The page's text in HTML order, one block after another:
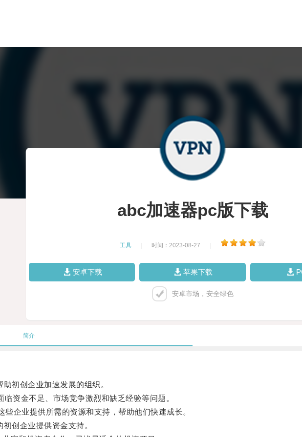
abc加速器pc版下载
工具 时间：2023-08-27
安卓下载 苹果下载
安卓市场，安全绿色
简介
初创企业加速发展的组织。
金不足、市场竞争激烈和缺乏经验等问题。
业提供所需的资源和支持，帮助他们快速成长。
创企业提供资金支持。